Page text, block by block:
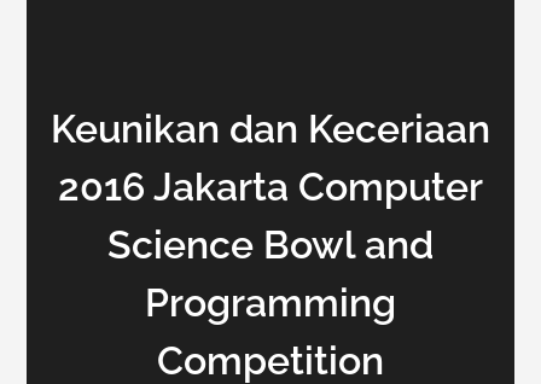
Keunikan dan Keceriaan
2016 Jakarta Computer
Science Bowl and
Programming
Competition